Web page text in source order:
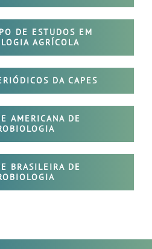
DE ESTUDOS EM
AGRÍCOLA
DA CAPES
AMERICANA DE
BRASILEIRA DE